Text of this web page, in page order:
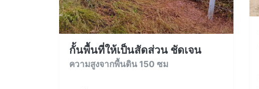
กั้นพื้นที่ให้เป็นสัดส่วน ชัดเจน
ความสูงจากพื้นดิน 150 ซม